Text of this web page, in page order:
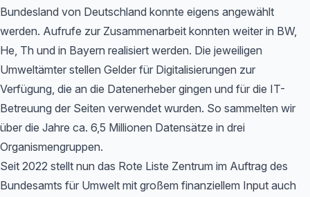
Bundesland von Deutschland konnte eigens angewählt
werden. Aufrufe zur Zusammenarbeit konnten weiter in BW,
He, Th und in Bayern realisiert werden. Die jeweiligen
Umweltämter stellen Gelder für Digitalisierungen zur
Verfügung, die an die Datenerheber gingen und für die IT-
Betreuung der Seiten verwendet wurden. So sammelten wir
über die Jahre ca. 6,5 Millionen Datensätze in drei
Organismengruppen.
Seit 2022 stellt nun das Rote Liste Zentrum im Auftrag des
Bundesamts für Umwelt mit großem finanziellem Input auch